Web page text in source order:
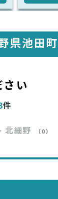
県池田
い
件
北細野 （0）